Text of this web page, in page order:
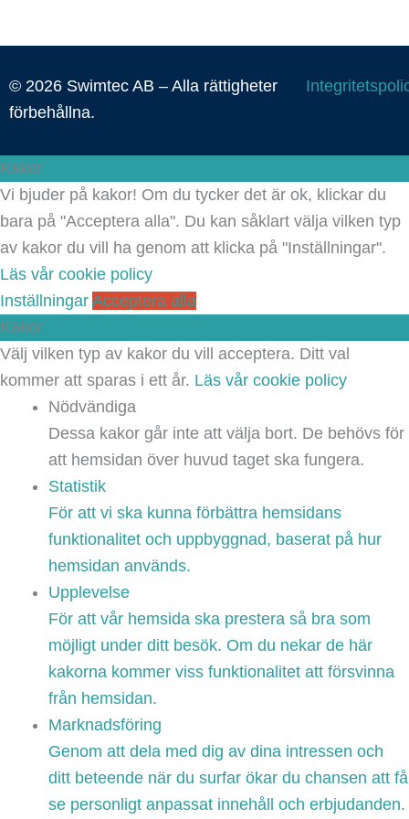
© 2026 Swimtec AB – Alla rättigheter
förbehållna.
Kakor
Vi bjuder på kakor! Om du tycker det är ok, klickar du
bara på "Acceptera alla". Du kan såklart välja vilken typ
av kakor du vill ha genom att klicka på "Inställningar".
Läs vår cookie policy
Inställningar Acceptera alla
Kakor
Välj vilken typ av kakor du vill acceptera. Ditt val
kommer att sparas i ett år. Läs vår cookie policy
Nödvändiga
Dessa kakor går inte att välja bort. De behövs för
att hemsidan över huvud taget ska fungera.
Statistik
För att vi ska kunna förbättra hemsidans
funktionalitet och uppbyggnad, baserat på hur
hemsidan används.
Upplevelse
För att vår hemsida ska prestera så bra som
möjligt under ditt besök. Om du nekar de här
kakorna kommer viss funktionalitet att försvinna
från hemsidan.
Marknadsföring
Genom att dela med dig av dina intressen och
ditt beteende när du surfar ökar du chansen att få
se personligt anpassat innehåll och erbjudanden.